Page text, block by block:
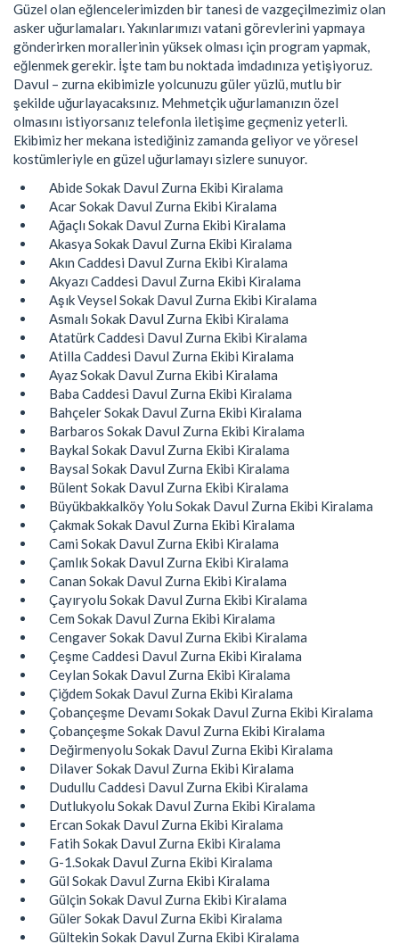
Güzel olan eğlencelerimizden bir tanesi de vazgeçilmezimiz olan
asker uğurlamaları. Yakınlarımızı vatani görevlerini yapmaya
gönderirken morallerinin yüksek olması için program yapmak,
eğlenmek gerekir. İşte tam bu noktada imdadınıza yetişiyoruz.
Davul – zurna ekibimizle yolcunuzu güler yüzlü, mutlu bir
şekilde uğurlayacaksınız. Mehmetçik uğurlamanızın özel
olmasını istiyorsanız telefonla iletişime geçmeniz yeterli.
Ekibimiz her mekana istediğiniz zamanda geliyor ve yöresel
kostümleriyle en güzel uğurlamayı sizlere sunuyor.
Abide Sokak Davul Zurna Ekibi Kiralama
Acar Sokak Davul Zurna Ekibi Kiralama
Ağaçlı Sokak Davul Zurna Ekibi Kiralama
Akasya Sokak Davul Zurna Ekibi Kiralama
Akın Caddesi Davul Zurna Ekibi Kiralama
Akyazı Caddesi Davul Zurna Ekibi Kiralama
Aşık Veysel Sokak Davul Zurna Ekibi Kiralama
Asmalı Sokak Davul Zurna Ekibi Kiralama
Atatürk Caddesi Davul Zurna Ekibi Kiralama
Atilla Caddesi Davul Zurna Ekibi Kiralama
Ayaz Sokak Davul Zurna Ekibi Kiralama
Baba Caddesi Davul Zurna Ekibi Kiralama
Bahçeler Sokak Davul Zurna Ekibi Kiralama
Barbaros Sokak Davul Zurna Ekibi Kiralama
Baykal Sokak Davul Zurna Ekibi Kiralama
Baysal Sokak Davul Zurna Ekibi Kiralama
Bülent Sokak Davul Zurna Ekibi Kiralama
Büyükbakkalköy Yolu Sokak Davul Zurna Ekibi Kiralama
Çakmak Sokak Davul Zurna Ekibi Kiralama
Cami Sokak Davul Zurna Ekibi Kiralama
Çamlık Sokak Davul Zurna Ekibi Kiralama
Canan Sokak Davul Zurna Ekibi Kiralama
Çayıryolu Sokak Davul Zurna Ekibi Kiralama
Cem Sokak Davul Zurna Ekibi Kiralama
Cengaver Sokak Davul Zurna Ekibi Kiralama
Çeşme Caddesi Davul Zurna Ekibi Kiralama
Ceylan Sokak Davul Zurna Ekibi Kiralama
Çiğdem Sokak Davul Zurna Ekibi Kiralama
Çobançeşme Devamı Sokak Davul Zurna Ekibi Kiralama
Çobançeşme Sokak Davul Zurna Ekibi Kiralama
Değirmenyolu Sokak Davul Zurna Ekibi Kiralama
Dilaver Sokak Davul Zurna Ekibi Kiralama
Dudullu Caddesi Davul Zurna Ekibi Kiralama
Dutlukyolu Sokak Davul Zurna Ekibi Kiralama
Ercan Sokak Davul Zurna Ekibi Kiralama
Fatih Sokak Davul Zurna Ekibi Kiralama
G-1.Sokak Davul Zurna Ekibi Kiralama
Gül Sokak Davul Zurna Ekibi Kiralama
Gülçin Sokak Davul Zurna Ekibi Kiralama
Güler Sokak Davul Zurna Ekibi Kiralama
Gültekin Sokak Davul Zurna Ekibi Kiralama